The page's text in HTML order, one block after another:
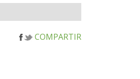
COMPARTIR